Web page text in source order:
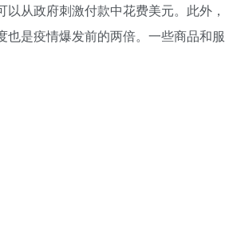
从政府刺激付款中花费美元。此外，
是疫情爆发前的两倍。一些商品和服